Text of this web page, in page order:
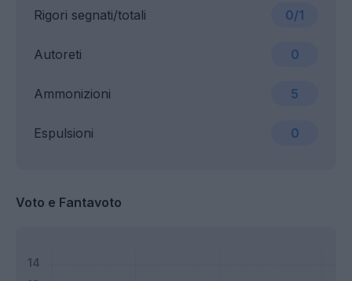
Ammonizioni 5
Rigori segnati/totali 0/1
Espulsioni 0
Autoreti 0
Voto e Fantavoto